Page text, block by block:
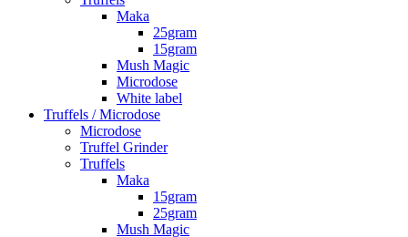
Maka
25gram
15gram
Mush Magic
Microdose
White label
Truffels / Microdose
Microdose
Truffel Grinder
Truffels
Maka
15gram
25gram
Mush Magic